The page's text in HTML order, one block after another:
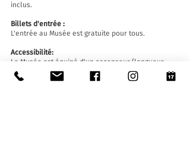
inclus.
Billets d'entrée :
L'entrée au Musée est gratuite pour tous.
Accessibilité:
Le Musée est équipé d'un ascenseur (longueur
140 cm, largeur de porte 90 cm, largeur intérieure
110) et d'une rampe d'accès et est accessible aux